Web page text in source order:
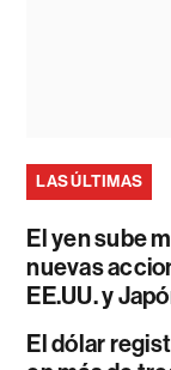
LAS ÚLTIMAS
El yen sube
nuevas
EE.UU. y
El dólar